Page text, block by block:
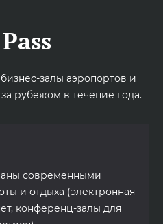
залы аэропортов и
рубежом в течение года.
современными
и отдыха (электронная
конференц-залы для